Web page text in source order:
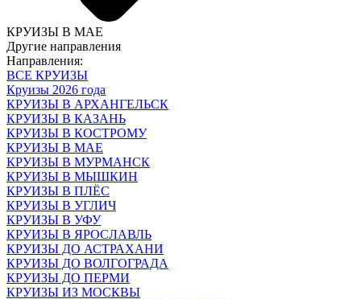
КРУИЗЫ В МАЕ
Другие направления
Направления:
ВСЕ КРУИЗЫ
Круизы 2026 года
КРУИЗЫ В АРХАНГЕЛЬСК
КРУИЗЫ В КАЗАНЬ
КРУИЗЫ В КОСТРОМУ
КРУИЗЫ В МАЕ
КРУИЗЫ В МУРМАНСК
КРУИЗЫ В МЫШКИН
КРУИЗЫ В ПЛЁС
КРУИЗЫ В УГЛИЧ
КРУИЗЫ В УФУ
КРУИЗЫ В ЯРОСЛАВЛЬ
КРУИЗЫ ДО АСТРАХАНИ
КРУИЗЫ ДО ВОЛГОГРАДА
КРУИЗЫ ДО ПЕРМИ
КРУИЗЫ ИЗ МОСКВЫ